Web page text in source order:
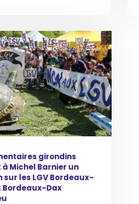
girondins
Michel Barnier un
les LGV Bordeaux-
Bordeaux-Dax